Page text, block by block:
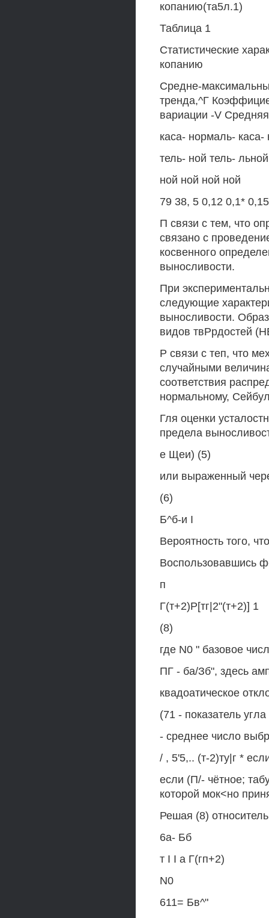
копанию(та5л.1)
Таблица 1
Статистические
копанию
Средне-
тренда,^Г
вариации -V
каса- нормаль-
тель- ной тель-
ной ной ной ной
79 38, 5 0,12 0,1*
П связи с тем, что
связано с
косвенного
выносливости.
При
следующие
выносливости.
видов твРрдостей
Р связи с теп, что
случайными
соответствия
нормальному,
Гля оценки
предела
е Щеи) (5)
или выраженный
(6)
Б^б-и I
Вероятность того,
Воспользовавшись
п
Г(т+2)Р[тг|2"(т+2)] 1
(8)
где N0 " базовое
ПГ - ба/Зб", здесь
квадоатическое
(71 - показатель
- среднее число
/ , 5'5,.. (т-2)ту|г *
если (П/- чётное;
которой мок<но
Решая (8)
6а- Бб
т I I а Г(гп+2)
N0
611= Бв^"